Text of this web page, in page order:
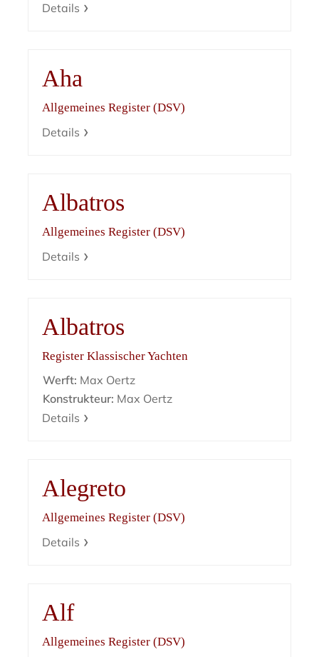
Details
Aha
Allgemeines Register (DSV)
Details
Albatros
Allgemeines Register (DSV)
Details
Albatros
Register Klassischer Yachten
Werft: Max Oertz
Konstrukteur: Max Oertz
Details
Alegreto
Allgemeines Register (DSV)
Details
Alf
Allgemeines Register (DSV)